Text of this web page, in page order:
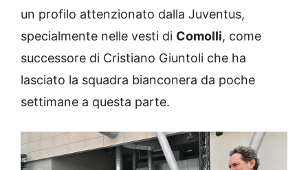
un profilo attenzionato dalla Juventus,
specialmente nelle vesti di Comolli, come
successore di Cristiano Giuntoli che ha
lasciato la squadra bianconera da poche
settimane a questa parte.